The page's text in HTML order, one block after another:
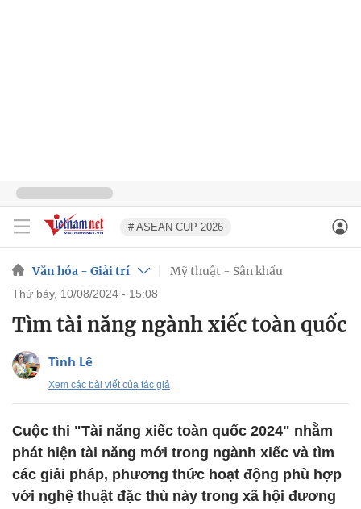
# ASEAN CUP 2026
Văn hóa - Giải trí Mỹ thuật - Sân khấu
thứ bảy, 10/08/2024 - 15:08
Tìm tài năng ngành xiếc toàn quốc
Tình Lê
Xem các bài viết của tác giả
Cuộc thi "Tài năng xiếc toàn quốc 2024" nhằm
phát hiện tài năng mới trong ngành xiếc và tìm
các giải pháp, phương thức hoạt động phù hợp
với nghệ thuật đặc thù này trong xã hội đương